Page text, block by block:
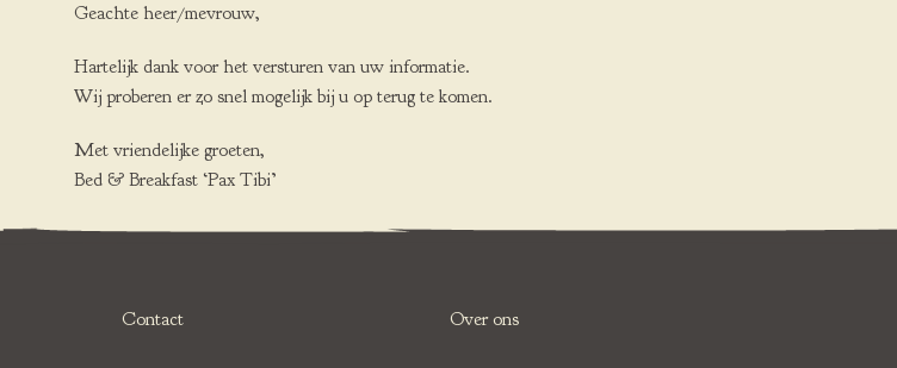
Geachte heer/mevrouw,
Hartelijk dank voor het versturen van uw informatie.
Wij proberen er zo snel mogelijk bij u op terug te komen.
Met vriendelijke groeten,
Bed & Breakfast ‘Pax Tibi’
Contact Over ons